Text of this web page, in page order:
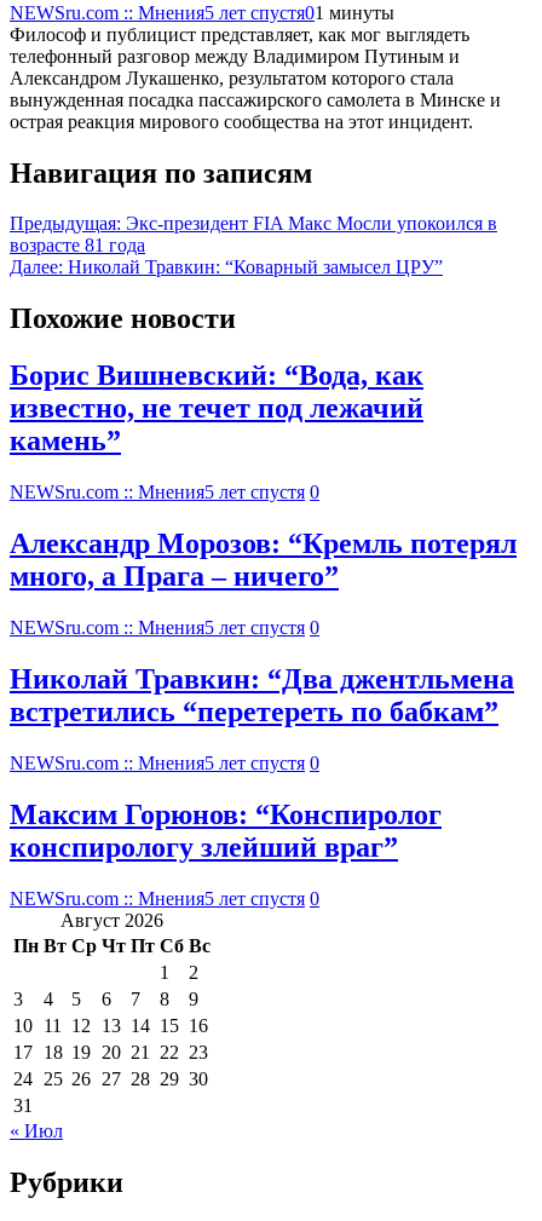
NEWSru.com :: Мнения5 лет спустя01 минуты
Философ и публицист представляет, как мог выглядеть
телефонный разговор между Владимиром Путиным и
Александром Лукашенко, результатом которого стала
вынужденная посадка пассажирского самолета в Минске и
острая реакция мирового сообщества на этот инцидент.
Навигация по записям
Предыдущая: Экс-президент FIA Макс Мосли упокоился в
возрасте 81 года
Далее: Николай Травкин: “Коварный замысел ЦРУ”
Похожие новости
Борис Вишневский: “Вода, как
известно, не течет под лежачий
камень”
NEWSru.com :: Мнения5 лет спустя 0
Александр Морозов: “Кремль потерял
много, а Прага – ничего”
NEWSru.com :: Мнения5 лет спустя 0
Николай Травкин: “Два джентльмена
встретились “перетереть по бабкам”
NEWSru.com :: Мнения5 лет спустя 0
Максим Горюнов: “Конспиролог
конспирологу злейший враг”
NEWSru.com :: Мнения5 лет спустя 0
Август 2026
Пн Вт Ср Чт Пт Сб Вс
1
2
3
4 5 6 7 8
9
10 11 12 13 14 15 16
17 18 19 20 21 22 23
24 25 26 27 28 29 30
31
« Июл
Рубрики